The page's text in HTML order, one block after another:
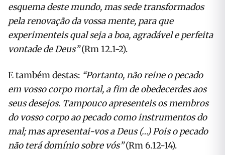
esquema deste mundo, mas sede transformados
pela renovação da vossa mente, para que
experimenteis qual seja a boa, agradável e perfeita
vontade de Deus”(Rm 12.1-2).
E também destas: “Portanto, não reine o pecado
em vosso corpo mortal, a fim de obedecerdes aos
seus desejos. Tampouco apresenteis os membros
do vosso corpo ao pecado como instrumentos do
mal; mas apresentai-vos a Deus (…) Pois o pecado
não terá domínio sobre vós”(Rm 6.12-14).